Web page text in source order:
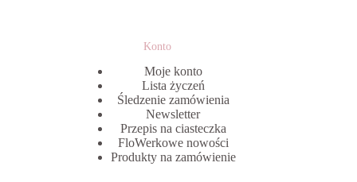
Konto
Moje konto
Lista życzeń
Śledzenie zamówienia
Newsletter
Przepis na ciasteczka
FloWerkowe nowości
Produkty na zamówienie